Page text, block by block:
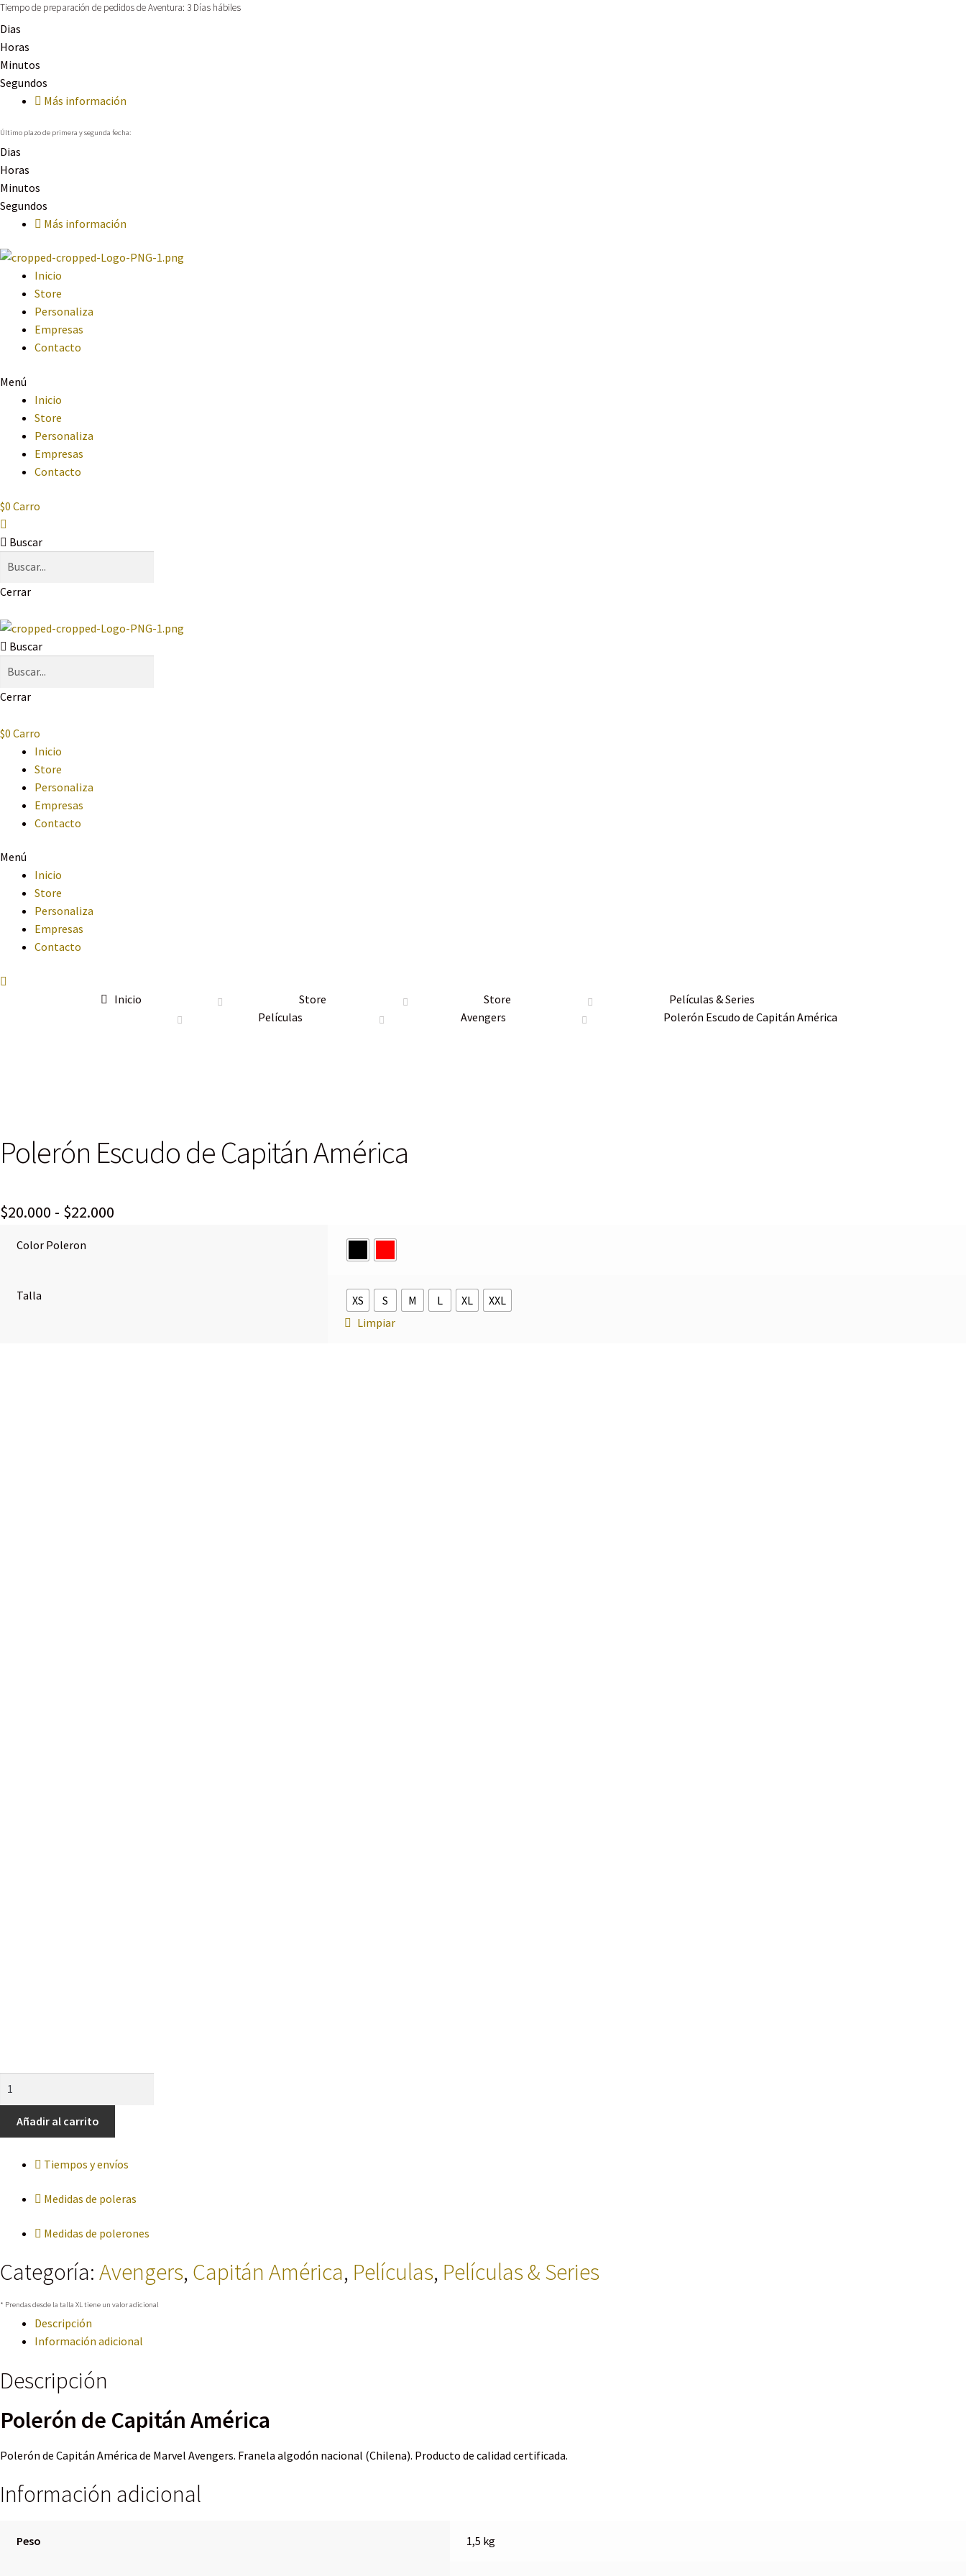
Tiempo de preparación de pedidos de Aventura: 3 Días hábiles
Dias
Horas
Minutos
Segundos
Más información
Último plazo de primera y segunda fecha:
Dias
Horas
Minutos
Segundos
Más información
Inicio
Store
Personaliza
Empresas
Contacto
Menú
Inicio
Store
Personaliza
Empresas
Contacto
$0 Carro
Buscar
Cerrar
Buscar
Cerrar
$0 Carro
Inicio
Store
Personaliza
Empresas
Contacto
Menú
Inicio
Store
Personaliza
Empresas
Contacto
Inicio Store Store
Películas & Series
Películas
Avengers Polerón Escudo de Capitán América
Polerón Escudo de Capitán América
$20.000 - $22.000
Color Poleron
Talla XS S M L XL
XXL
Limpiar
Capitán
cantidad
Añadir al carrito
Tiempos y envíos
Medidas de poleras
Medidas de polerones
Categoría: Avengers, Capitán América, Películas, Películas & Series
* Prendas desde la talla XL tiene un valor adicional
Descripción
Información adicional
Descripción
Polerón de Capitán América
Polerón de Capitán América de Marvel Avengers. Franela algodón nacional (Chilena). Producto de calidad certificada.
Información adicional
Peso 1,5 kg